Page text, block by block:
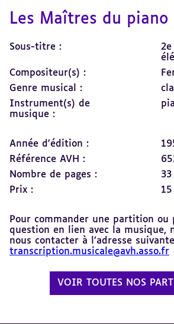
Les Maîtres du piano
Sous-titre :
Compositeur(s) :
Genre musical :
Instrument(s) de
musique :
Année d'édition :
Référence AVH :
Nombre de pages :
33
Prix :
Pour commander une partition
question en lien avec la musique,
nous contacter à l’adresse
transcription.musicale@avh.asso.fr
VOIR TOUTES NOS